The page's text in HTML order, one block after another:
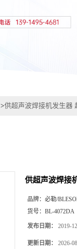
>供超声波焊接机发生器
供超声波焊接
品牌： 必勒/
货号： BL-4072DA
发布日期： 2019-
更新日期： 2026-